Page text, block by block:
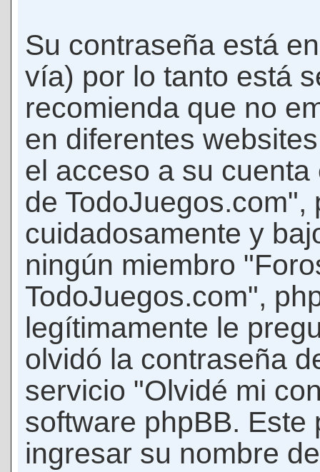
Su contraseña está
vía) por lo tanto está
recomienda que no
en diferentes
el acceso a su
de
cuidadosamente y
ningún miembro
TodoJuegos.com",
legítimamente le
olvidó la contraseña
servicio "Olvidé mi
software phpBB.
ingresar su nombre